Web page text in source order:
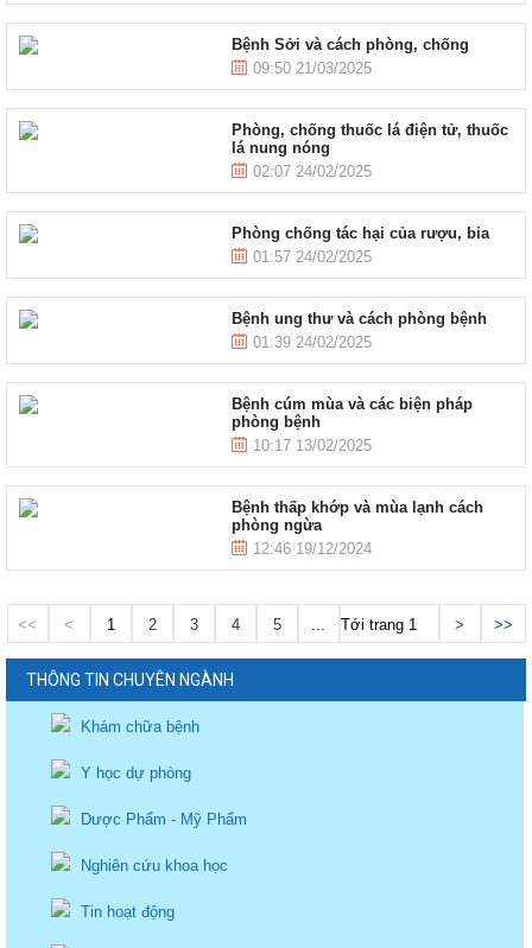
Bệnh Sởi và cách phòng, chống
09:50 21/03/2025
Phòng, chống thuốc lá điện tử, thuốc
lá nung nóng
02:07 24/02/2025
Phòng chống tác hại của rượu, bia
01:57 24/02/2025
Bệnh ung thư và cách phòng bệnh
01:39 24/02/2025
Bệnh cúm mùa và các biện pháp
phòng bệnh
10:17 13/02/2025
Bệnh thấp khớp và mùa lạnh cách
phòng ngừa
12:46 19/12/2024
<< < 1 2 3 4 5 ... Tới trang > >>
THÔNG TIN CHUYÊN NGÀNH
Khám chữa bệnh
Y học dự phòng
Dược Phẩm - Mỹ Phẩm
Nghiên cứu khoa học
Tin hoạt động